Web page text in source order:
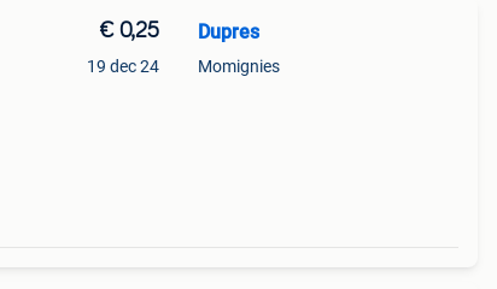
€ 0,25
19 dec 24
Dupres
Momignies